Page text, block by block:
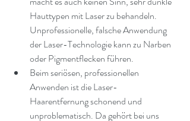
Hauttypen mit Laser zu behandeln.
Unprofessionelle, falsche Anwendung
der Laser-Technologie kann zu Narben
oder Pigmentflecken führen.
Beim seriösen, professionellen
Anwenden ist die Laser-
Haarentfernung schonend und
unproblematisch. Da gehört bei uns